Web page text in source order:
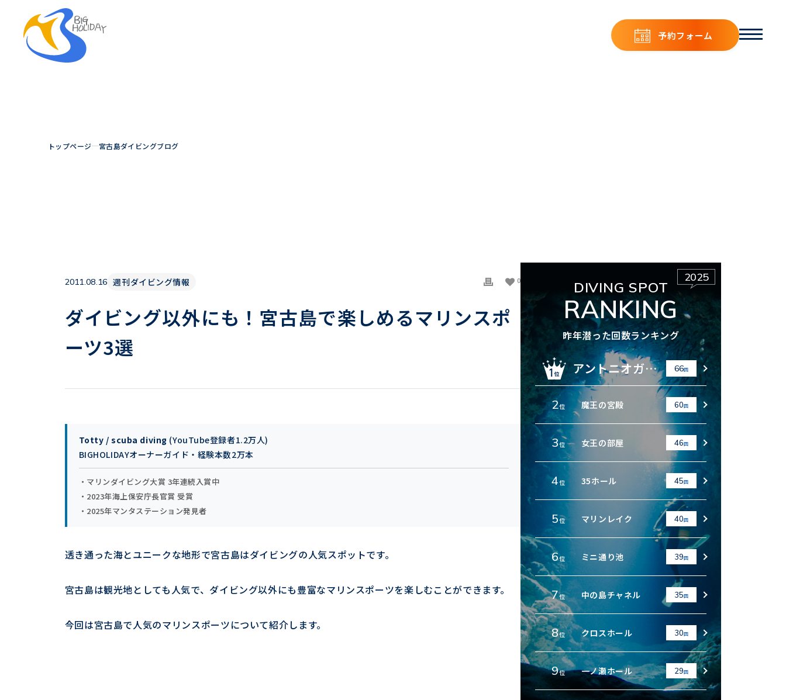
予約フォーム
トップページ 宮古島ダイビングブログ
2011.08.16 週刊ダイビング情報 0
ダイビング以外にも！宮古島で楽しめるマリンスポ
ーツ3選
Totty / scuba diving (YouTube登録者1.2万人)
BIGHOLIDAYオーナーガイド・経験本数2万本
・マリンダイビング大賞 3年連続入賞中
・2023年海上保安庁長官賞 受賞
・2025年マンタステーション発見者
透き通った海とユニークな地形で宮古島はダイビングの人気スポットです。
宮古島は観光地としても人気で、ダイビング以外にも豊富なマリンスポーツを楽しむことができます。
今回は宮古島で人気のマリンスポーツについて紹介します。
2025
DIVING SPOT
RANKING
昨年潜った回数ランキング
アントニオガウディ 66回
2位 魔王の宮殿 60回
3位 女王の部屋 46回
4位 35ホール 45回
5位 マリンレイク 40回
6位 ミニ通り池 39回
7位 中の島チャネル 35回
8位 クロスホール 30回
9位 一ノ瀬ホール 29回